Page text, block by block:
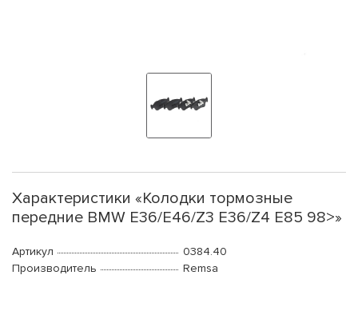
Характеристики «Колодки тормозные
передние BMW E36/E46/Z3 E36/Z4 E85 98>»
Артикул
0384.40
Производитель
Remsa